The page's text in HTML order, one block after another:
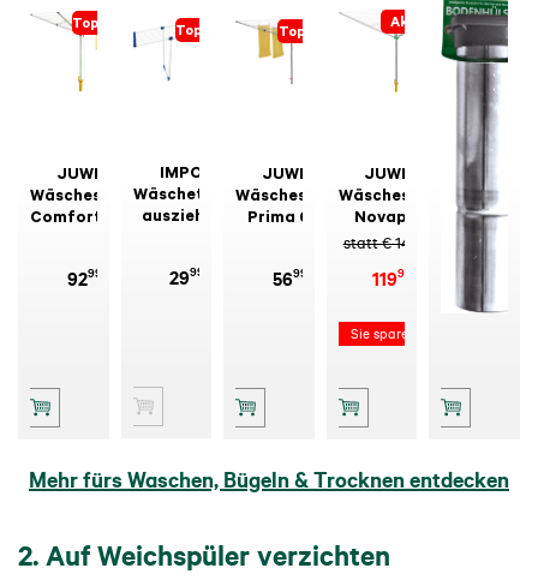
Topseller
JUWEL
Wäschespinne
Comfort Plus
9299
Topseller
IMPOS
Wäschetrockner
ausziehbar
2999
Topseller
JUWEL
Wäschespinne
Prima 600
5699
Aktion
JUWEL
Wäschespinne
Novaplus
550 Lift
statt € 149,99
Sie sparen 30,00 €
11999
JUWEL
55 mm
21
Mehr fürs Waschen, Bügeln & Trocknen entdecken
2. Auf Weichspüler verzichten